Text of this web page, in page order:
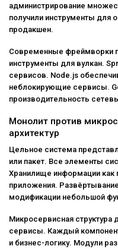
администрирование
получили инструменты для
продакшен.
Современные фреймворки
инструменты для вулкан.
сервисов. Node.js
неблокирующие сервисы.
производительность
Монолит против
архитектур
Цельное система
или пакет. Все элементы
Хранилище информации как
приложения.
модификации небольшой
Микросервисная структура
сервисы. Каждый
и бизнес-логику. Модули